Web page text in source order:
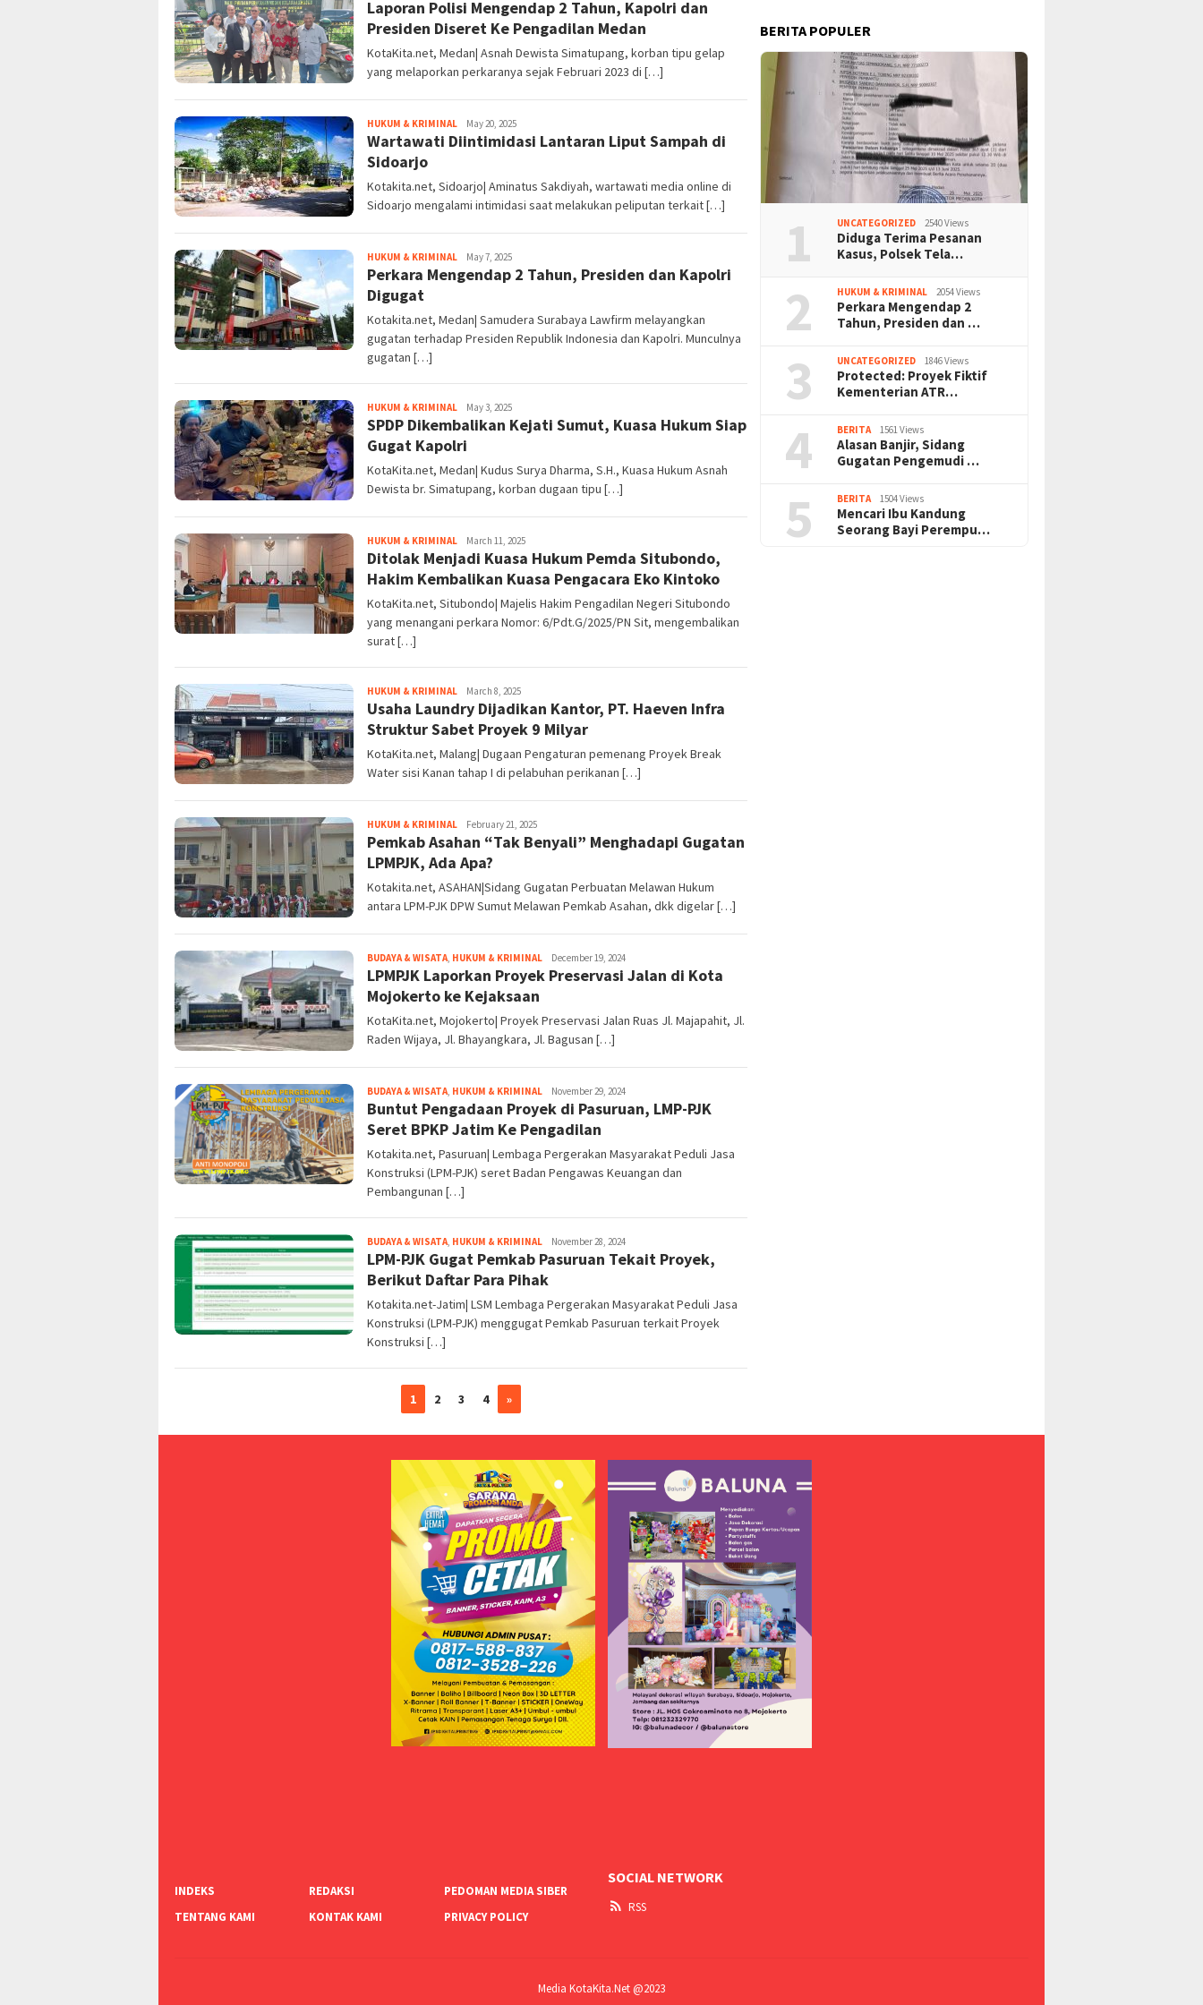
Laporan Polisi Mengendap 2 Tahun, Kapolri dan
Presiden Diseret Ke Pengadilan Medan
KotaKita.net, Medan| Asnah Dewista Simatupang, korban tipu gelap
yang melaporkan perkaranya sejak Februari 2023 di […]
HUKUM & KRIMINAL Redaksi
May 20, 2025
Wartawati Diintimidasi Lantaran Liput Sampah di
Sidoarjo
Kotakita.net, Sidoarjo| Aminatus Sakdiyah, wartawati media online di
Sidoarjo mengalami intimidasi saat melakukan peliputan terkait […]
HUKUM & KRIMINAL Redaksi
May 7, 2025
Perkara Mengendap 2 Tahun, Presiden dan Kapolri
Digugat
Kotakita.net, Medan| Samudera Surabaya Lawfirm melayangkan
gugatan terhadap Presiden Republik Indonesia dan Kapolri. Munculnya
gugatan […]
HUKUM & KRIMINAL Redaksi
May 3, 2025
SPDP Dikembalikan Kejati Sumut, Kuasa Hukum Siap
Gugat Kapolri
KotaKita.net, Medan| Kudus Surya Dharma, S.H., Kuasa Hukum Asnah
Dewista br. Simatupang, korban dugaan tipu […]
HUKUM & KRIMINAL Redaksi
March 11, 2025
Ditolak Menjadi Kuasa Hukum Pemda Situbondo,
Hakim Kembalikan Kuasa Pengacara Eko Kintoko
KotaKita.net, Situbondo| Majelis Hakim Pengadilan Negeri Situbondo
yang menangani perkara Nomor: 6/Pdt.G/2025/PN Sit, mengembalikan
surat […]
HUKUM & KRIMINAL Redaksi
March 8, 2025
Usaha Laundry Dijadikan Kantor, PT. Haeven Infra
Struktur Sabet Proyek 9 Milyar
KotaKita.net, Malang| Dugaan Pengaturan pemenang Proyek Break
Water sisi Kanan tahap I di pelabuhan perikanan […]
HUKUM & KRIMINAL Redaksi
February 21, 2025
Pemkab Asahan “Tak Benyali” Menghadapi Gugatan
LPMPJK, Ada Apa?
Kotakita.net, ASAHAN|Sidang Gugatan Perbuatan Melawan Hukum
antara LPM-PJK DPW Sumut Melawan Pemkab Asahan, dkk digelar […]
BUDAYA & WISATA, HUKUM & KRIMINAL Redaksi
December 19, 2024
LPMPJK Laporkan Proyek Preservasi Jalan di Kota
Mojokerto ke Kejaksaan
KotaKita.net, Mojokerto| Proyek Preservasi Jalan Ruas Jl. Majapahit, Jl.
Raden Wijaya, Jl. Bhayangkara, Jl. Bagusan […]
BUDAYA & WISATA, HUKUM & KRIMINAL Redaksi
November 29, 2024
Buntut Pengadaan Proyek di Pasuruan, LMP-PJK
Seret BPKP Jatim Ke Pengadilan
Kotakita.net, Pasuruan| Lembaga Pergerakan Masyarakat Peduli Jasa
Konstruksi (LPM-PJK) seret Badan Pengawas Keuangan dan
Pembangunan […]
BUDAYA & WISATA, HUKUM & KRIMINAL Redaksi
November 28, 2024
LPM-PJK Gugat Pemkab Pasuruan Tekait Proyek,
Berikut Daftar Para Pihak
Kotakita.net-Jatim| LSM Lembaga Pergerakan Masyarakat Peduli Jasa
Konstruksi (LPM-PJK) menggugat Pemkab Pasuruan terkait Proyek
Konstruksi […]
1 2 3 4 »
BERITA POPULER
1 UNCATEGORIZED 2540 Views
Diduga Terima Pesanan
Kasus, Polsek Tela…
2 HUKUM & KRIMINAL 2054 Views
Perkara Mengendap 2
Tahun, Presiden dan …
3 UNCATEGORIZED 1846 Views
Protected: Proyek Fiktif
Kementerian ATR…
4 BERITA 1561 Views
Alasan Banjir, Sidang
Gugatan Pengemudi …
5 BERITA 1504 Views
Mencari Ibu Kandung
Seorang Bayi Perempu…
INDEKS REDAKSI
PEDOMAN MEDIA SIBER
TENTANG KAMI
KONTAK KAMI PRIVACY POLICY
SOCIAL NETWORK
RSS
Media KotaKita.Net @2023